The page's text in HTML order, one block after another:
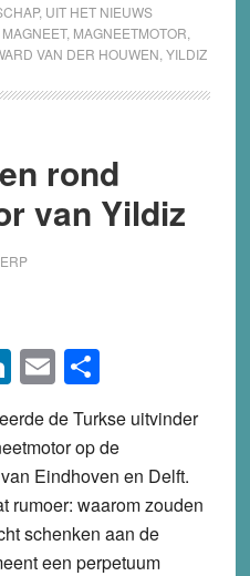
, UIT HET NIEUWS
MAGNEET, MAGNEETMOTOR
VAN DER HOUWEN YILDIZ
rond
van Yildiz
LinkedIn
EmailShare
de Turkse uitvinder
op de
Eindhoven en Delft.
rumoer: waarom zouden
schenken aan de
een perpetuum